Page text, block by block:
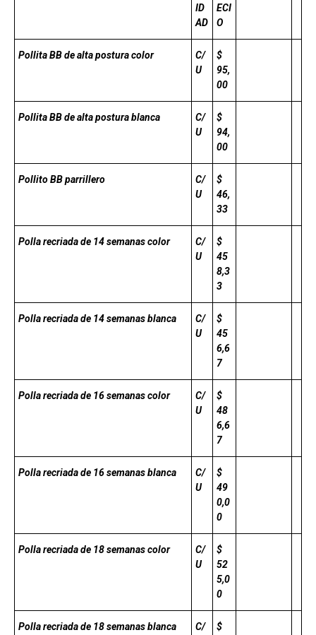
ID
AD
ECI
O
Pollita BB de alta postura color
C/
U
$
95,
00
Pollita BB de alta postura blanca
C/
U
$
94,
00
Pollito BB parrillero
C/
U
$
46,
33
Polla recriada de 14 semanas color
C/
U
$
45
8,3
3
Polla recriada de 14 semanas blanca
C/
U
$
45
6,6
7
Polla recriada de 16 semanas color
C/
U
$
48
6,6
7
Polla recriada de 16 semanas blanca
C/
U
$
49
0,0
0
Polla recriada de 18 semanas color
C/
U
$
52
5,0
0
Polla recriada de 18 semanas blanca
C/
$